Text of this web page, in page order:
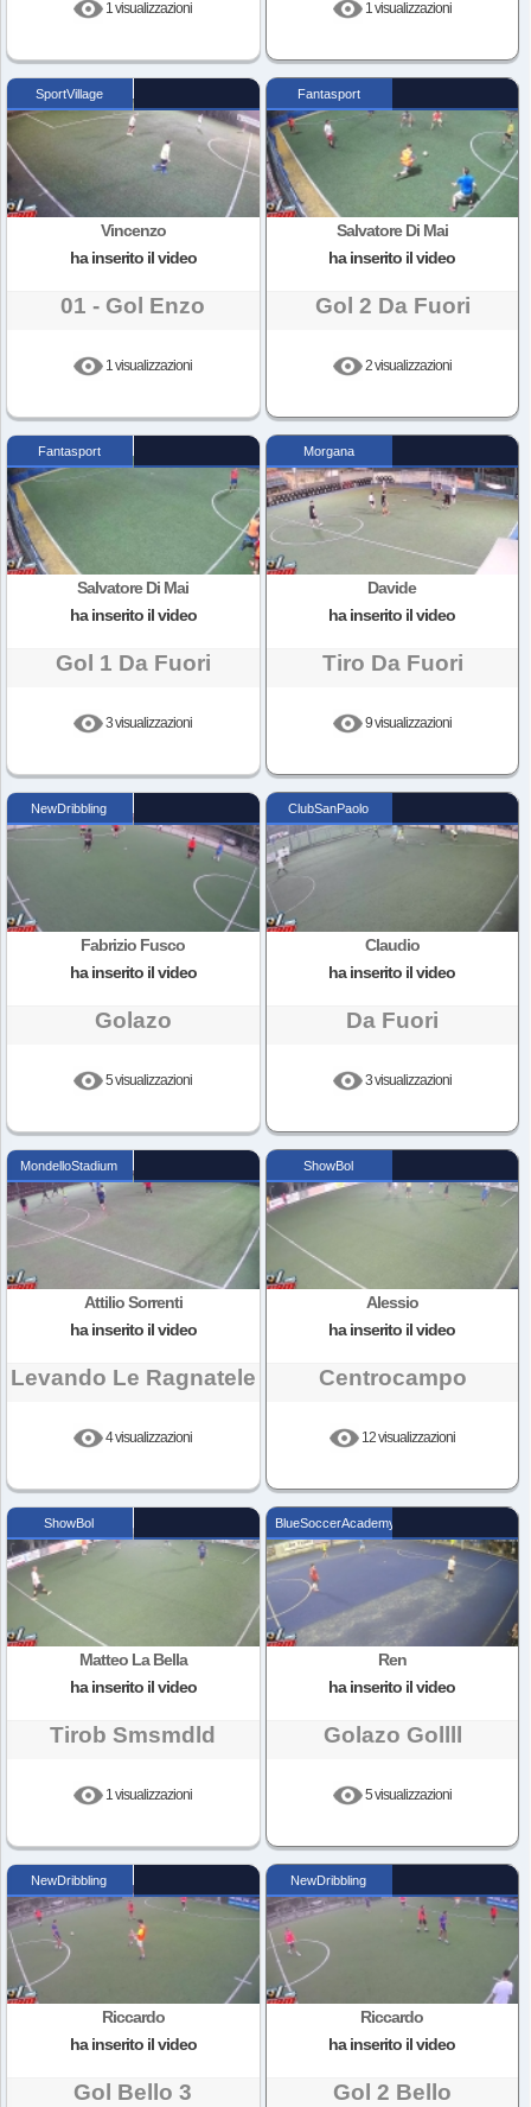
1 visualizzazioni 1 visualizzazioni
SportVillage
Vincenzo
ha inserito il video
01 - Gol Enzo
1 visualizzazioni
Fantasport
Salvatore Di Mai
ha inserito il video
Gol 2 Da Fuori
2 visualizzazioni
Fantasport
Salvatore Di Mai
ha inserito il video
Gol 1 Da Fuori
3 visualizzazioni
Morgana
Davide
ha inserito il video
Tiro Da Fuori
9 visualizzazioni
NewDribbling
Fabrizio Fusco
ha inserito il video
Golazo
5 visualizzazioni
ClubSanPaolo
Claudio
ha inserito il video
Da Fuori
3 visualizzazioni
MondelloStadium
Attilio Sorrenti
ha inserito il video
Levando Le Ragnatele
4 visualizzazioni
ShowBol
Alessio
ha inserito il video
Centrocampo
12 visualizzazioni
ShowBol
Matteo La Bella
ha inserito il video
Tirob Smsmdld
1 visualizzazioni
BlueSoccerAcademy
Ren
ha inserito il video
Golazo Gollll
5 visualizzazioni
NewDribbling
Riccardo
ha inserito il video
Gol Bello 3
NewDribbling
Riccardo
ha inserito il video
Gol 2 Bello